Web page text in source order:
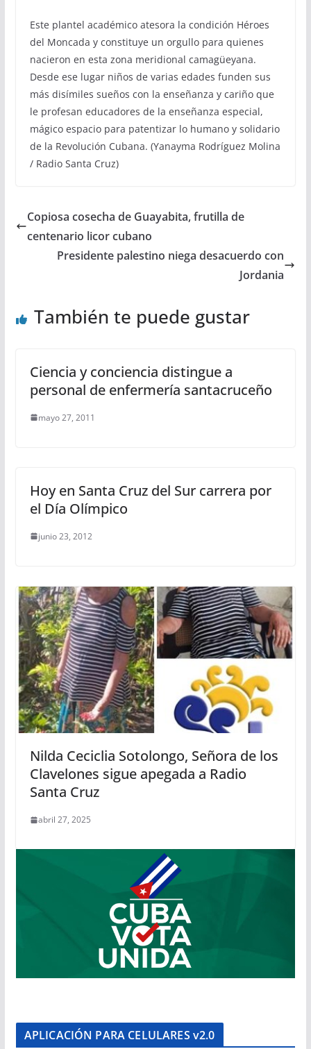
Este plantel académico atesora la condición Héroes
del Moncada y constituye un orgullo para quienes
nacieron en esta zona meridional camagüeyana.
Desde ese lugar niños de varias edades funden sus
más disímiles sueños con la enseñanza y cariño que
le profesan educadores de la enseñanza especial,
mágico espacio para patentizar lo humano y solidario
de la Revolución Cubana. (Yanayma Rodríguez Molina
/ Radio Santa Cruz)
Copiosa cosecha de Guayabita, frutilla de
centenario licor cubano
Presidente palestino niega desacuerdo con
Jordania
También te puede gustar
Ciencia y conciencia distingue a
personal de enfermería santacruceño
mayo 27, 2011
Hoy en Santa Cruz del Sur carrera por
el Día Olímpico
junio 23, 2012
Nilda Ceciclia Sotolongo, Señora de los
Clavelones sigue apegada a Radio
Santa Cruz
abril 27, 2025
APLICACIÓN PARA CELULARES v2.0